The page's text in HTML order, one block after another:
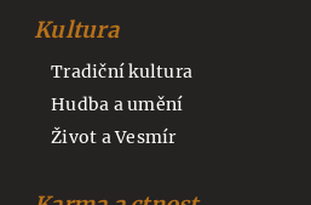
Kultura
Tradiční kultura
Hudba a umění
Život a Vesmír